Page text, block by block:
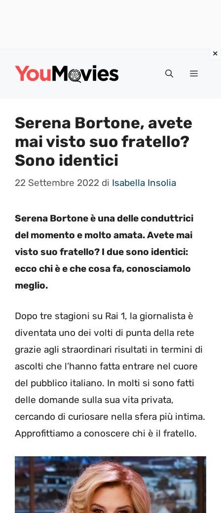
Menu
Serena Bortone, avete
mai visto suo fratello?
Sono identici
22 Settembre 2022 di Isabella Insolia
Serena Bortone è una delle conduttrici
del momento e molto amata. Avete mai
visto suo fratello? I due sono identici:
ecco chi è e che cosa fa, conosciamolo
meglio.
Dopo tre stagioni su Rai 1, la giornalista è
diventata uno dei volti di punta della rete
grazie agli straordinari risultati in termini di
ascolti che l’hanno fatta entrare nel cuore
del pubblico italiano. In molti si sono fatti
delle domande sulla sua vita privata,
cercando di curiosare nella sfera più intima.
Approfittiamo a conoscere chi è il fratello.